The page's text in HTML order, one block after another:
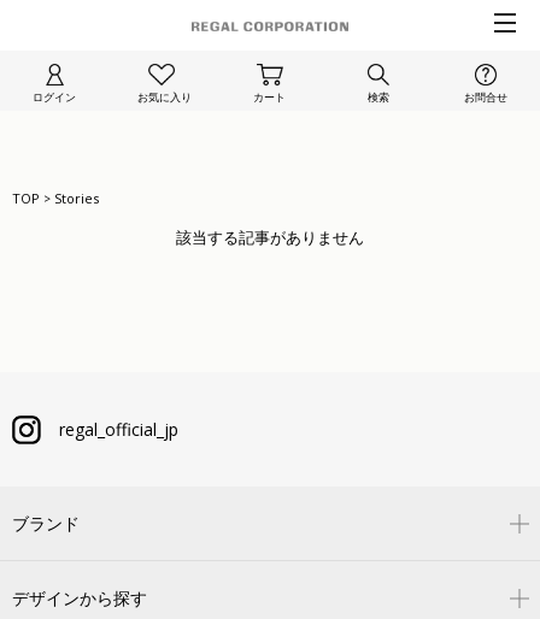
ログイン お気に入り カート 検索 お問合せ
TOP > Stories
該当する記事がありません
regal_official_jp
ブランド
デザインから探す